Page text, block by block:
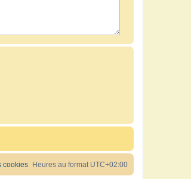
Heures au format UTC+02:00
cookies